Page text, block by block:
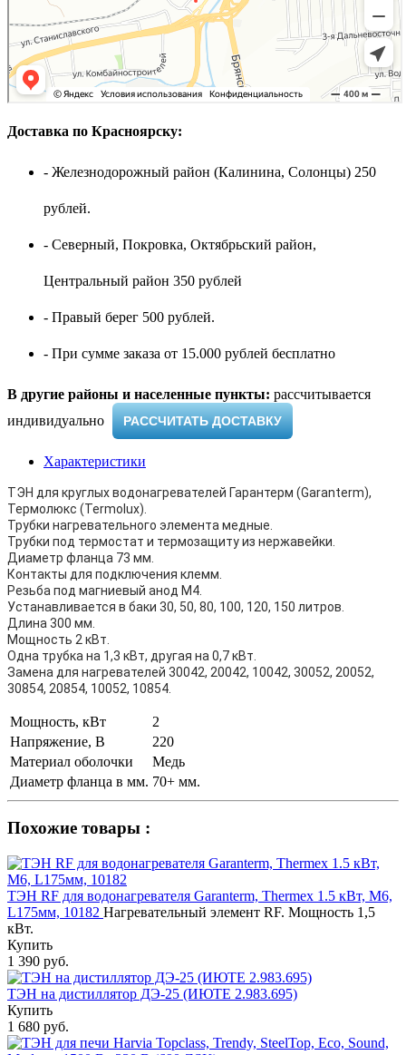
Доставка по Красноярску:
- Железнодорожный район (Калинина, Солонцы) 250
рублей.
- Северный, Покровка, Октябрьский район,
Центральный район 350 рублей
- Правый берег 500 рублей.
- При сумме заказа от 15.000 рублей бесплатно
В другие районы и населенные пункты: рассчитывается
индивидуально ​
РАССЧИТАТЬ ДОСТАВКУ
Характеристики
ТЭН для круглых водонагревателей Гарантерм (Garanterm),
Термолюкс (Termolux).
Трубки нагревательного элемента медные.
Трубки под термостат и термозащиту из нержавейки.
Диаметр фланца 73 мм.
Контакты для подключения клемм.
Резьба под магниевый анод М4.
Устанавливается в баки 30, 50, 80, 100, 120, 150 литров.
Длина 300 мм.
Мощность 2 кВт.
Одна трубка на 1,3 кВт, другая на 0,7 кВт.
Замена для нагревателей 30042, 20042, 10042, 30052, 20052,
30854, 20854, 10052, 10854.
Мощность, кВт
2
Напряжение, В
220
Материал оболочки
Медь
Диаметр фланца в мм. 70+ мм.
Похожие товары :
ТЭН RF для водонагревателя Garanterm, Thermex 1.5 кВт, М6,
L175мм, 10182 Нагревательный элемент RF. Мощность 1,5
кВт.
Купить
1 390 руб.
ТЭН на дистиллятор ДЭ-25 (ИЮТЕ 2.983.695)
Купить
1 680 руб.